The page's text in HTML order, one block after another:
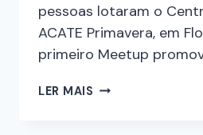
pessoas lotaram o
ACATE Primavera, em
primeiro Meetup
LER MAIS